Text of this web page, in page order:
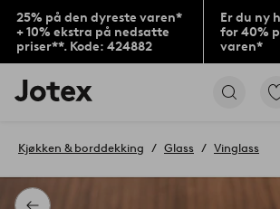
25% på den dyreste varen*
+ 10% ekstra på nedsatte
priser**. Kode: 424882
Er du ny
for 40%
varen*
Jotex’
logo
til
Kjøkken & borddekking Glass Vinglass